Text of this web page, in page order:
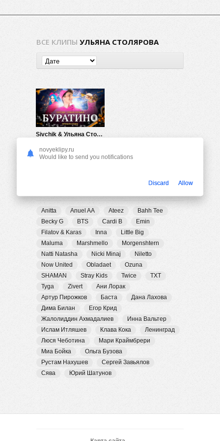
ВСЕ КЛИПЫ УЛЬЯНА СТОЛЯРОВА
Sivchik & Ульяна Столярова — Буратино
Anitta Anuel AA Ateez
Bahh Tee
Becky G
BTS Cardi B
Emin
Filatov & Karas
Inna
Little Big
Maluma
Marshmello
Morgenshtern
Natti Natasha
Nicki Minaj
Niletto
Now United
Obladaet
Ozuna
SHAMAN
Stray Kids Twice
TXT
Tyga
Zivert
Ани Лорак
Артур Пирожков
Баста
Дана Лахова
Дима Билан
Егор Крид
Жалолиддин Ахмадалиев
Инна Вальтер
Ислам Итляшев
Клава Кока
Ленинград
Люся Чеботина
Мари Краймбрери
Миа Бойка
Ольга Бузова
Рустам Нахушев
Сергей Завьялов
Сява
Юрий Шатунов
novyeklipy.ru
Would like to send you notifications
Discard Allow